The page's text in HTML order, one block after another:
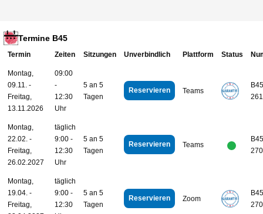
Termine B45
Termin Zeiten Sitzungen Unverbindlich Plattform Status
Montag,
09.11. -
Freitag,
13.11.2026
09:00
-
12:30
Uhr
5 an 5
Tagen
Reservieren Teams
Montag,
22.02. -
Freitag,
26.02.2027
täglich
9:00 -
12:30
Uhr
5 an 5
Tagen
Reservieren Teams
Montag,
19.04. -
Freitag,
täglich
9:00 -
12:30
5 an 5
Tagen
Reservieren Zoom